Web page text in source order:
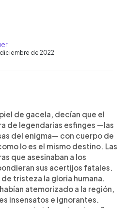
de 2022
de gacela, decían que el
de legendarias esfinges —las
del enigma— con cuerpo de
lo es el mismo destino. Las
que asesinaban a los
sus acertijos fatales.
tristeza la gloria humana.
atemorizado a la región,
insensatos e ignorantes.